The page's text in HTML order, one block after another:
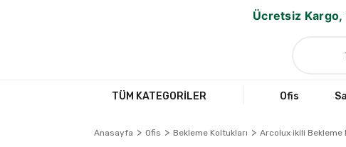
Ücretsiz Kargo,
TÜM KATEGORİLER Ofis
Anasayfa Ofis Bekleme Koltukları Arcolux ikili Bekleme